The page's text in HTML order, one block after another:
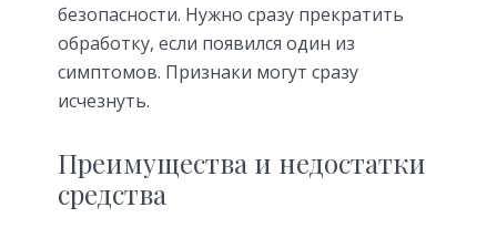
безопасности. Нужно сразу прекратить
обработку, если появился один из
симптомов. Признаки могут сразу
исчезнуть.
Преимущества и недостатки
средства